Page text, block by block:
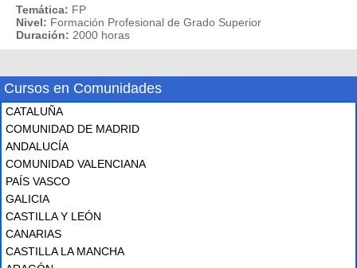
Temática: FP
Nivel: Formación Profesional de Grado Superior
Duración: 2000 horas
Cursos en Comunidades
CATALUÑA
COMUNIDAD DE MADRID
ANDALUCÍA
COMUNIDAD VALENCIANA
PAÍS VASCO
GALICIA
CASTILLA Y LEÓN
CANARIAS
CASTILLA LA MANCHA